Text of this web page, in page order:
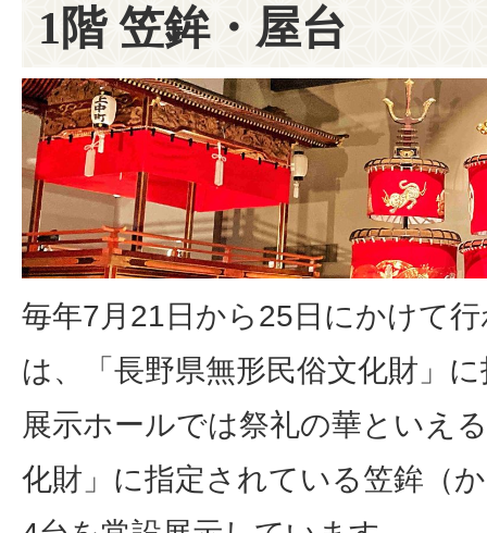
1階 笠鉾・屋台
毎年7月21日から25日にかけて
は、「長野県無形民俗文化財」
展示ホールでは祭礼の華といえ
化財」に指定されている笠鉾（